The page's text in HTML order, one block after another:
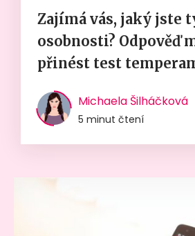
Zajímá vás, jaký jste
osobnosti? Odpověď
přinést test
Michaela Šilháčková
5 minut čtení